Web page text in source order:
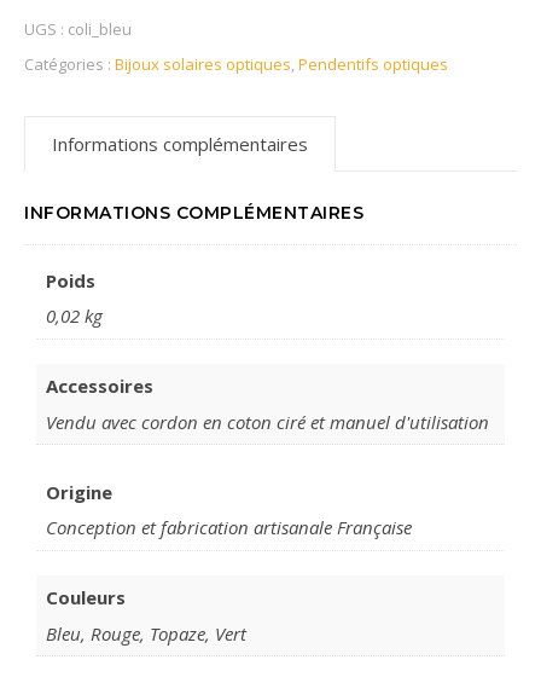
UGS : coli_bleu
Catégories : Bijoux solaires optiques,Pendentifs optiques
Informations complémentaires
INFORMATIONS COMPLÉMENTAIRES
Poids
0,02 kg
Accessoires
Vendu avec cordon en coton ciré et manuel d'utilisation
Origine
Conception et fabrication artisanale Française
Couleurs
Bleu, Rouge, Topaze, Vert